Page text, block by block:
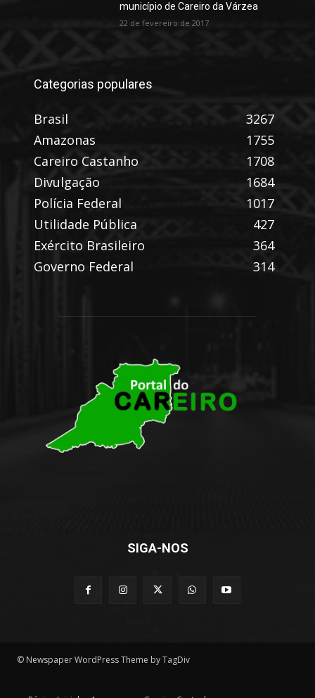
município de Careiro da Várzea
22 de fevereiro de 2017
Categorias populares
Brasil
3267
Amazonas
1755
Careiro Castanho
1708
Divulgação
1684
Polícia Federal
1017
Utilidade Pública
427
Exército Brasileiro
364
Governo Federal
314
SIGA-NOS
© Newspaper WordPress Theme by TagDiv